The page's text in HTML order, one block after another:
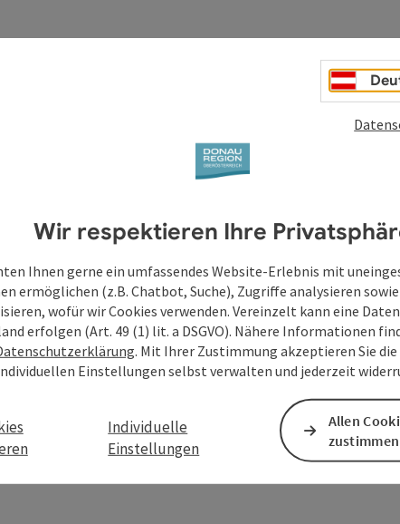
bis
29.09.2026
Wir respektieren Ihre
Ihnen gerne ein umfassendes Website-Erlebnis mit
ermöglichen (z.B. Chatbot, Suche), Zugriffe analysieren
wofür wir Cookies verwenden. Vereinzelt kann eine
erfolgen (Art. 49 (1) lit. a DSGVO). Nähere Informationen
. Mit Ihrer Zustimmung akzeptieren Sie die
Einstellungen selbst verwalten und jederzeit
Individuelle
Einstellungen
Allen
zustimmen